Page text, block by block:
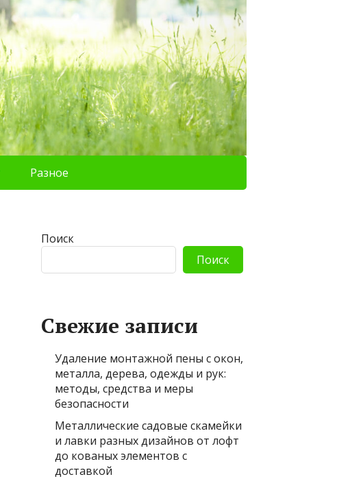
Разное
Поиск
Поиск
Свежие записи
Удаление монтажной пены с окон,
металла, дерева, одежды и рук:
методы, средства и меры
безопасности
Металлические садовые скамейки
и лавки разных дизайнов от лофт
до кованых элементов с
доставкой